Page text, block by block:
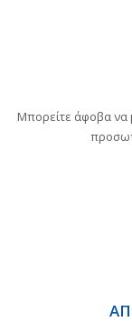
Μπορείτε άφοβα να